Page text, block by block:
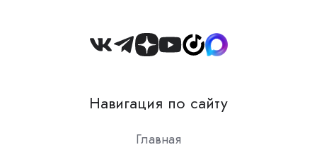
Join
Slack
Навигация по сайту
Главная